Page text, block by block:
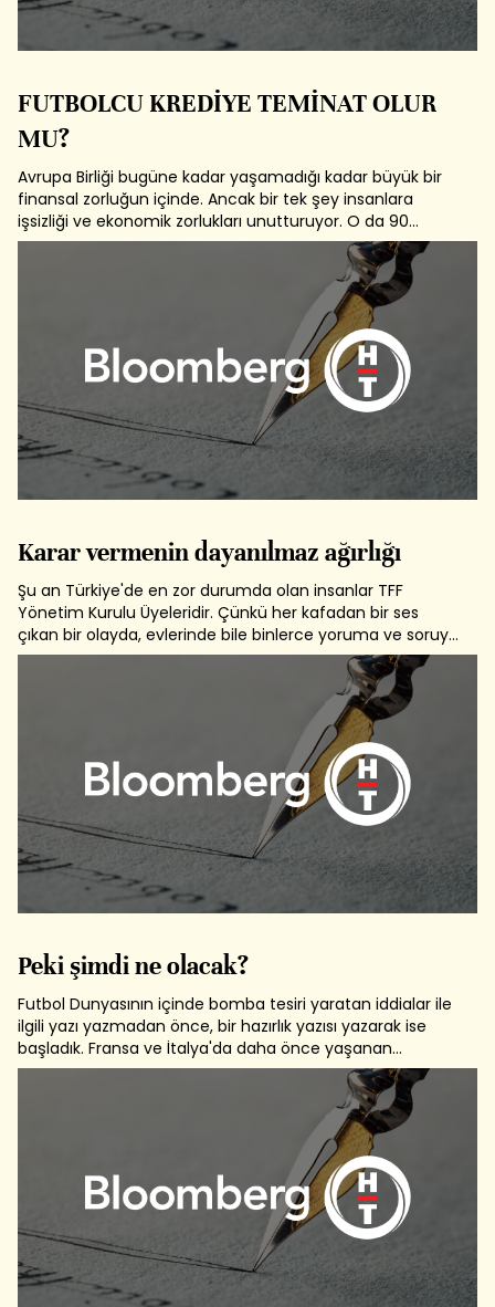
FUTBOLCU KREDİYE TEMİNAT OLUR
MU?
Avrupa Birliği bugüne kadar yaşamadığı kadar büyük bir
finansal zorluğun içinde. Ancak bir tek şey insanlara
işsizliği ve ekonomik zorlukları unutturuyor. O da 90
dakikayı başlatan düdük sesi. İngiltere, Fransa, Almanya
Karar vermenin dayanılmaz ağırlığı
Şu an Türkiye'de en zor durumda olan insanlar TFF
Yönetim Kurulu Üyeleridir. Çünkü her kafadan bir ses
çıkan bir olayda, evlerinde bile binlerce yoruma ve soruya
muhatap oldukları bir süreçte adaletli bir karar
Peki şimdi ne olacak?
Futbol Dunyasının içinde bomba tesiri yaratan iddialar ile
ilgili yazı yazmadan önce, bir hazırlık yazısı yazarak ise
başladık. Fransa ve İtalya'da daha önce yaşanan
skandallarla ilgili yazımı okuyanlar, bu tip olaylar
karşısında Avrupalıların nasıl hareket ettigi konusunda bir